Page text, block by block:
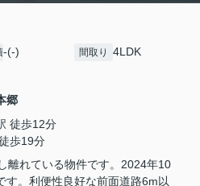
-(-) 間取り 4LDK
郷
徒歩12分
歩19分
離れている物件です。2024年10
す。利便性良好な前面道路6m以